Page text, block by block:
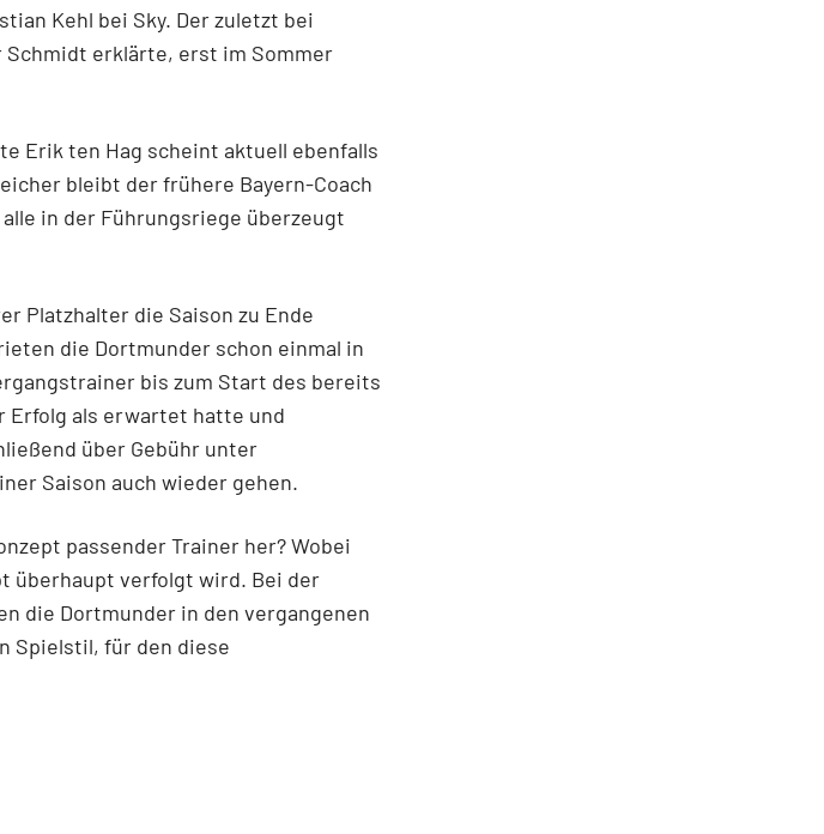
Kehl bei Sky. Der zuletzt bei
erklärte, erst im Sommer
Erik ten Hag scheint aktuell ebenfalls
bleibt der frühere Bayern-Coach
in der Führungsriege überzeugt
Platzhalter die Saison zu Ende
die Dortmunder schon einmal in
bis zum Start des bereits
Erfolg als erwartet hatte und
über Gebühr unter
Saison auch wieder gehen.
passender Trainer her? Wobei
überhaupt verfolgt wird. Bei der
die Dortmunder in den vergangenen
Spielstil, für den diese